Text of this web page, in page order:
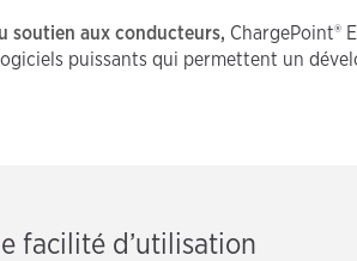
soutien aux conducteurs, ChargePoint®
puissants qui permettent un
facilité d’utilisation